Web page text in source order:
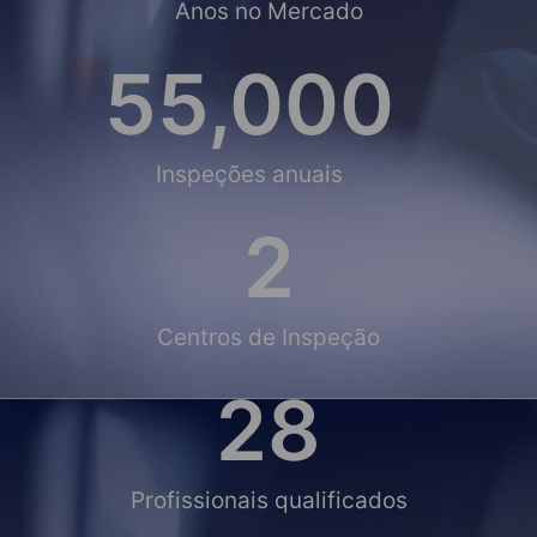
Anos no Mercado
Inspeções anuais
55,000
Centros de Inspeção
2
Profissionais qualificados
28